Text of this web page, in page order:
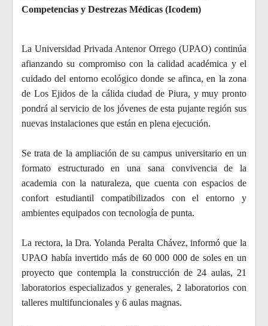
Competencias y Destrezas Médicas (Icodem)
La Universidad Privada Antenor Orrego (UPAO) continúa
afianzando su compromiso con la calidad académica y el
cuidado del entorno ecológico donde se afinca, en la zona
de Los Ejidos de la cálida ciudad de Piura, y muy pronto
pondrá al servicio de los jóvenes de esta pujante región sus
nuevas instalaciones que están en plena ejecución.
Se trata de la ampliación de su campus universitario en un
formato estructurado en una sana convivencia de la
academia con la naturaleza, que cuenta con espacios de
confort estudiantil compatibilizados con el entorno y
ambientes equipados con tecnología de punta.
La rectora, la Dra. Yolanda Peralta Chávez, informó que la
UPAO había invertido más de 60 000 000 de soles en un
proyecto que contempla la construcción de 24 aulas, 21
laboratorios especializados y generales, 2 laboratorios con
talleres multifuncionales y 6 aulas magnas.